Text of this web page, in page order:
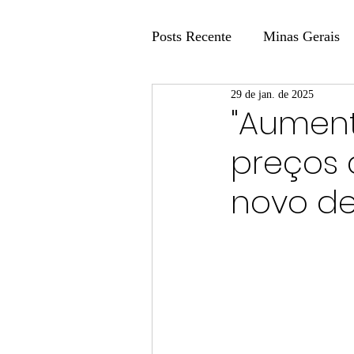
Posts Recente Minas Gerais
Coluna Fatos e Versões
Coluna: Agenda 21
preços
novo
29 de jan. de 2025